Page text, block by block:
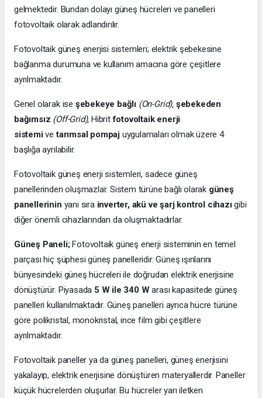
gelmektedir. Bundan dolayı güneş hücreleri ve panelleri
fotovoltaik olarak adlandırılır.
Fotovoltaik güneş enerjisi sistemleri; elektrik şebekesine
bağlanma durumuna ve kullanım amacına göre çeşitlere
ayrılmaktadır.
Genel olarak ise şebekeye bağlı (On-Grid), şebekeden
bağımsız (Off-Grid), Hibritfotovoltaik enerji
sistemivetarımsal pompaj uygulamaları olmak üzere 4
başlığa ayrılabilir.
Fotovoltaik güneş enerji sistemleri, sadece güneş
panellerinden oluşmazlar. Sistem türüne bağlı olarak güneş
panellerinin yanı sıra inverter, akü ve şarj kontrol cihazıgibi
diğer önemli cihazlarından da oluşmaktadırlar.
Güneş Paneli;Fotovoltaik güneş enerji sisteminin en temel
parçası hiç şüphesi güneş panelleridir. Güneş ışınlarını
bünyesindeki güneş hücreleri ile doğrudan elektrik enerjisine
dönüştürür. Piyasada 5 W ile 340 Warası kapasitede güneş
panelleri kullanılmaktadır. Güneş panelleri ayrıca hücre türüne
göre polikristal, monokristal, ince film gibi çeşitlere
ayrılmaktadır.
Fotovoltaik paneller ya da güneş panelleri, güneş enerjisini
yakalayıp, elektrik enerjisine dönüştüren materyallerdir. Paneller
küçük hücrelerden oluşurlar. Bu hücreler yarı iletken